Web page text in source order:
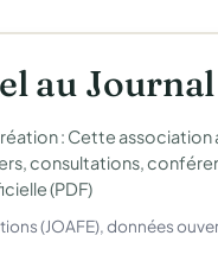
au
: Cette
consultations,
(PDF)
(JOAFE), données